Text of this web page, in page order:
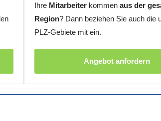
Ihre Mitarbeiter kommenaus der
Region? Dann beziehen Sie auch die
PLZ-Gebiete mit ein.
Angebot anfordern